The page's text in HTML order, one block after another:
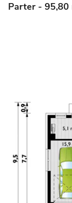
Parter - 95,80